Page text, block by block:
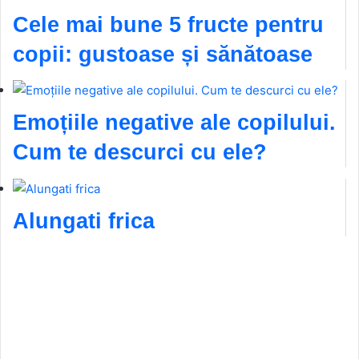
Cele mai bune 5 fructe pentru
copii: gustoase și sănătoase
Emoțiile negative ale copilului.
Cum te descurci cu ele?
Alungati frica